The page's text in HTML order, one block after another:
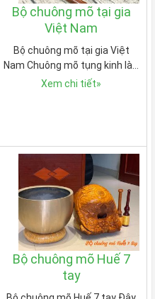
Bộ chuông mõ tại gia
Việt Nam
Bộ chuông mõ tại gia Việt
Nam Chuông mõ tụng kinh là…
Xem chi tiết»
Bộ chuông mõ Huế 7
tay